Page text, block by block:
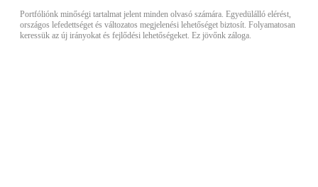
Portfóliónk minőségi tartalmat jelent minden olvasó számára. Egyedülálló elérést,
országos lefedettséget és változatos megjelenési lehetőséget biztosít. Folyamatosan
keressük az új irányokat és fejlődési lehetőségeket. Ez jövőnk záloga.